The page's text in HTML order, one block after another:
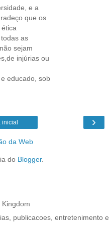
e a
que os
as
sejam
injúrias ou
educado, sob
›
inicial
da Web
do Blogger.
Kingdom
publicacoes, entretenimento e